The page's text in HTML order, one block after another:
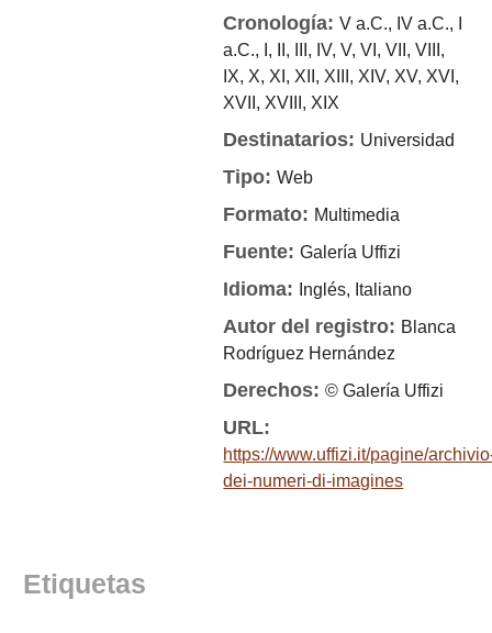
Cronología:V a.C., IV a.C., I
a.C., I, II, III, IV, V, VI, VII, VIII,
IX, X, XI, XII, XIII, XIV, XV, XVI,
XVII, XVIII, XIX
Destinatarios: Universidad
Tipo:Web
Formato: Multimedia
Fuente:Galería Uffizi
Idioma: Inglés, Italiano
Autor del registro: Blanca
Rodríguez Hernández
Derechos:© Galería Uffizi
URL:
https://www.uffizi.it/pagine/
dei-numeri-di-imagines
Etiquetas